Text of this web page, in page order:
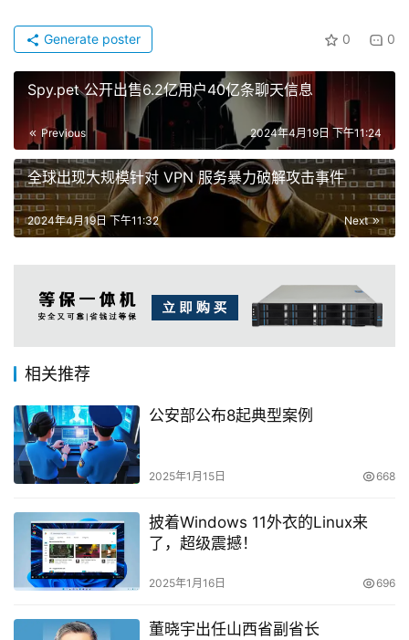
0 0
Generate poster
Spy.pet 公开出售6.2亿用户40亿条聊天信息
Previous 2024年4月19日 下午11:24
全球出现大规模针对 VPN 服务暴力破解攻击事件
Next
2024年4月19日 下午11:32
相关推荐
公安部公布8起典型案例
2025年1月15日 668
披着Windows 11外衣的Linux来
了，超级震撼！
2025年1月16日 696
董晓宇出任山西省副省长